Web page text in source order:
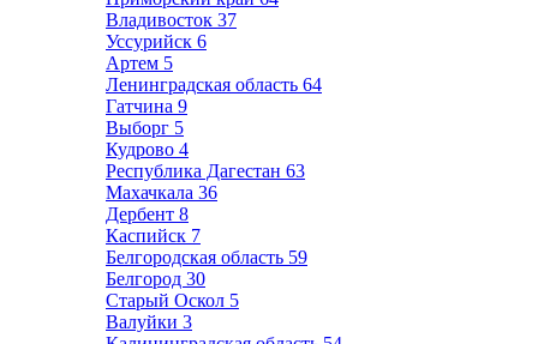
Владивосток 37
Уссурийск 6
Артем 5
Ленинградская область 64
Гатчина 9
Выборг 5
Кудрово 4
Республика Дагестан 63
Махачкала 36
Дербент 8
Каспийск 7
Белгородская область 59
Белгород 30
Старый Оскол 5
Валуйки 3